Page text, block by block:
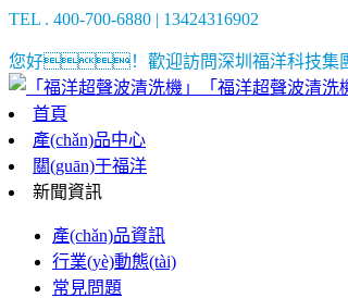
TEL . 400-700-6880 | 13424316902
您好！歡迎訪問深圳福洋科技集團
「福洋超聲波清洗
首頁
產(chǎn)品中心
關(guān)于福洋
新聞資訊
產(chǎn)品資訊
行業(yè)動態(tài)
常見問題